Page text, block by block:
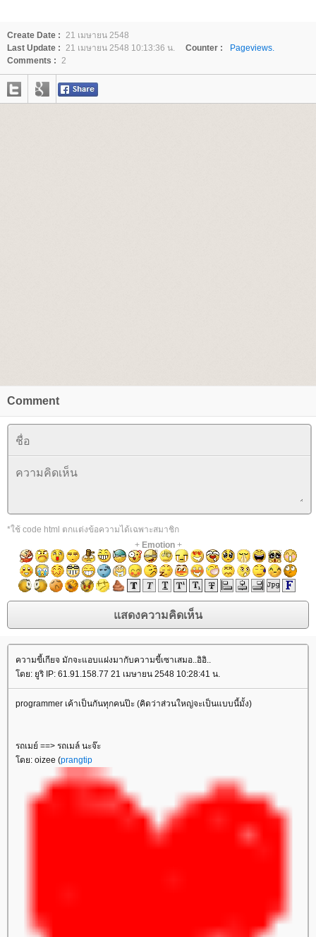
Create Date : 21 เมษายน 2548
Last Update : 21 เมษายน 2548 10:13:36 น. Counter :
Pageviews.
Comments : 2
Comment
*ใช้ code html ตกแต่งข้อความได้เฉพาะสมาชิก
+ Emotion+
ความขี้เกียจ มักจะแอบแฝงมากับความขี้เซาเสมอ..อิอิ..
ดย: ยูริ IP: 61.91.158.77 21 เมษายน 2548 10:28:41 น.
programmer เค้าเป็นกันทุกคนป๊ะ (คิดว่าส่วนใหญ่จะเป็นแบบนี้มั้ง)
รถเมย์ ==> รถเมล์ นะจ๊ะ
ดย: oizee (prangtip